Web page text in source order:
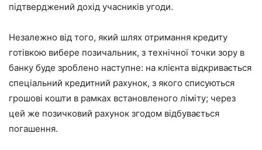
підтверджений дохід учасників угоди.
Незалежно від того, який шлях отримання кредиту
готівкою вибере позичальник, з технічної точки зору в
банку буде зроблено наступне: на клієнта відкривається
спеціальний кредитний рахунок, з якого списуються
грошові кошти в рамках встановленого ліміту; через
цей же позичковий рахунок згодом відбувається
погашення.